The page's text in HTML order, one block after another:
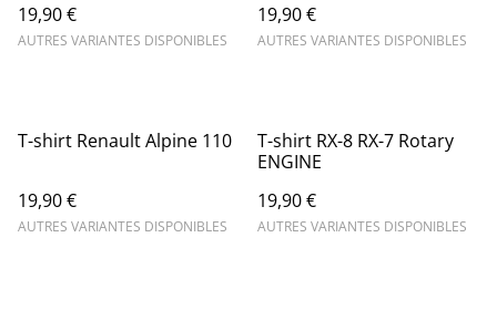
19,90 €
AUTRES VARIANTES DISPONIBLES
19,90 €
AUTRES VARIANTES DISPONIBLES
T-shirt Renault Alpine 110
19,90 €
AUTRES VARIANTES DISPONIBLES
T-shirt RX-8 RX-7 Rotary
ENGINE
19,90 €
AUTRES VARIANTES DISPONIBLES